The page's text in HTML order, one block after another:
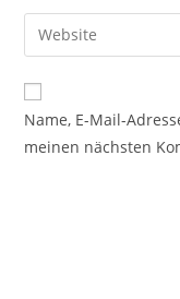
zum
Kommentieren
ein
E-
Mail-
zum
Kommentieren
ein
Gib
deine
Website-
URL
Name, E-Mail-
meinen nächsten